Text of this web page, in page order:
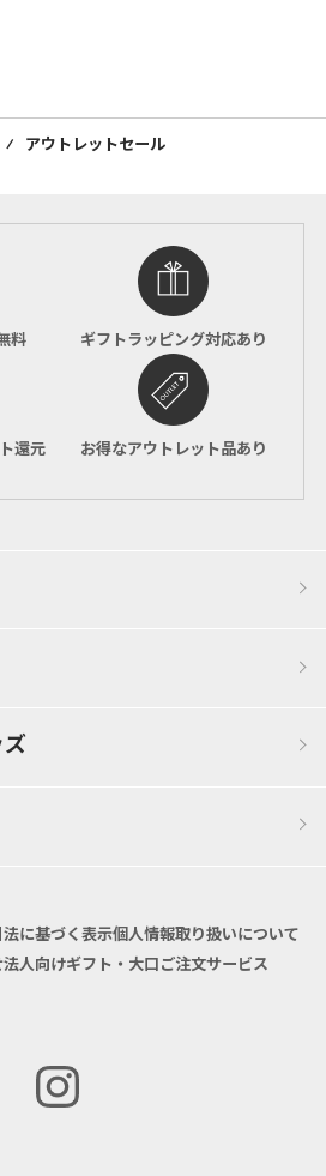
⁄ アウトレットセール
料 ギフトラッピング対応あり
還元 お得なアウトレット品あり
に基づく表示個人情報取り扱いについて
法人向けギフト・大口ご注文サービス